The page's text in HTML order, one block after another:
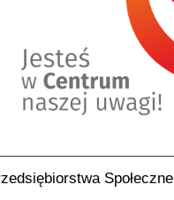
Społeczne